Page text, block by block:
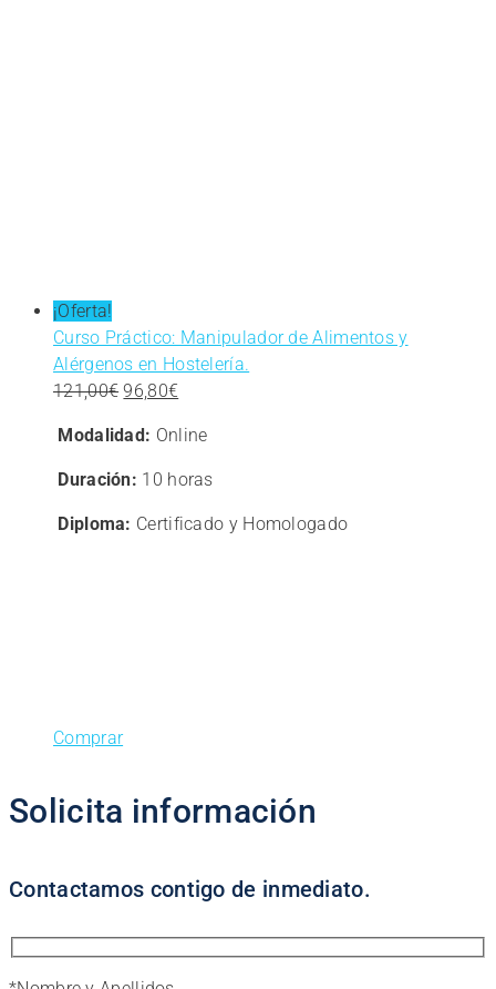
¡Oferta!
Curso Práctico: Manipulador de Alimentos y
Alérgenos en Hostelería.
121,00€ El
original
era:
96,80€
actual
Modalidad: Online
Duración: 10 horas
Diploma: Certificado y Homologado
Comprar
Solicita información
Contactamos contigo de inmediato.